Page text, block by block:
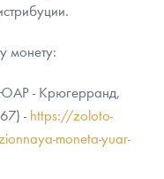
монету:
ЮАР - Крюгерранд,
- https://zoloto-
moneta-yuar-